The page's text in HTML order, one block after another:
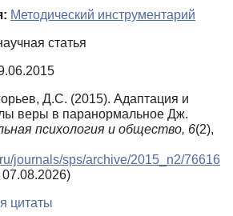
Методический инструментарий
статья
Д.С. (2015). Адаптация и
веры в паранормальное Дж.
психология и общество, 6(2),
journals/sps/archive/2015_n2/76616
цитаты